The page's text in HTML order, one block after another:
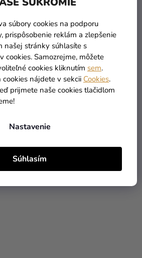
súbory cookies na podporu
prispôsobenie reklám a zlepšenie
našej stránky súhlasíte s
cookies. Samozrejme, môžete
cookies kliknutím sem.
nájdete v sekcii Cookies.
prijmete naše cookies tlačidlom
Nastavenie
Súhlasím
25
2,99 €